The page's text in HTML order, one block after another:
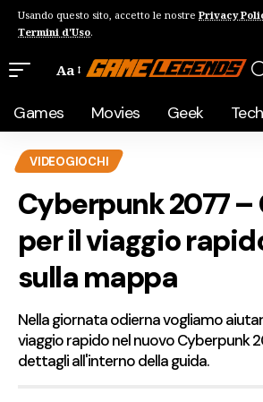
Usando questo sito, accetto le nostre Privacy
Termini d'Uso.
Aa
Games Movies Geek Tech
VIDEOGIOCHI
Cyberpunk 2077 –
per il viaggio
sulla mappa
Nella giornata odierna vogliamo
viaggio rapido nel nuovo Cyberpunk
dettagli all'interno della guida.